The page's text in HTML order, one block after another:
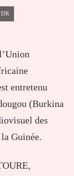
DR
entretenu
(Burkina
des
Guinée.